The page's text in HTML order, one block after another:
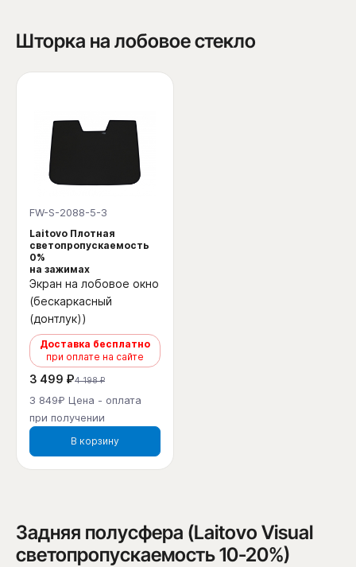
Шторка на лобовое стекло
FW-S-2088-5-3
Laitovo Плотная
светопропускаемость
0%
на зажимах
Экран на лобовое окно
(бескаркасный
(донтлук))
Доставка бесплатно
при оплате на сайте
3 499 ₽4 198 ₽
3 849₽ Цена - оплата
при получении
В корзину
Задняя полусфера (Laitovo Visual
светопропускаемость 10-20%)